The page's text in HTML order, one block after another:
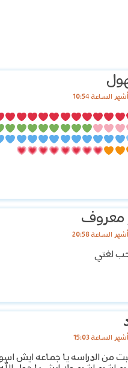
معروف
لغتي
من الدراسه يا جماعه ايش